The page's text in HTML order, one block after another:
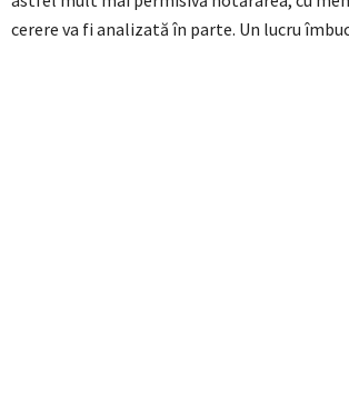
cerere va fi analizată în parte. Un lucru